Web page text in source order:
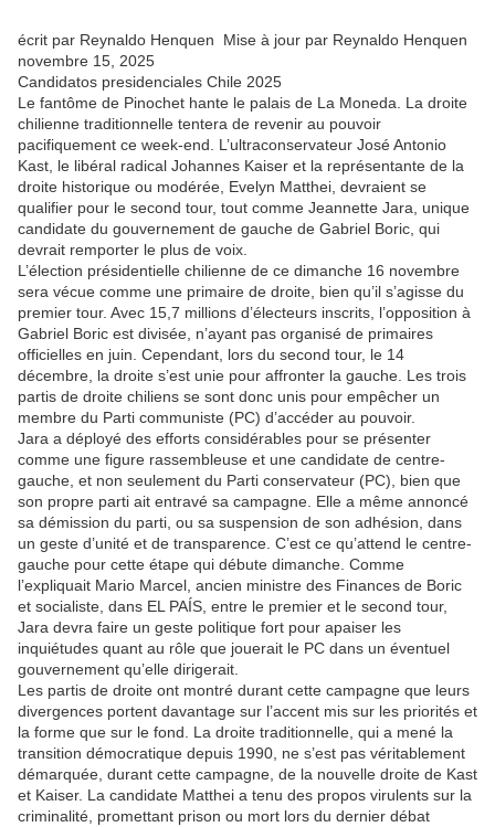
écrit par Reynaldo Henquen Mise à jour par Reynaldo Henquen
novembre 15, 2025
Candidatos presidenciales Chile 2025
Le fantôme de Pinochet hante le palais de La Moneda. La droite
chilienne traditionnelle tentera de revenir au pouvoir
pacifiquement ce week-end. L’ultraconservateur José Antonio
Kast, le libéral radical Johannes Kaiser et la représentante de la
droite historique ou modérée, Evelyn Matthei, devraient se
qualifier pour le second tour, tout comme Jeannette Jara, unique
candidate du gouvernement de gauche de Gabriel Boric, qui
devrait remporter le plus de voix.
L’élection présidentielle chilienne de ce dimanche 16 novembre
sera vécue comme une primaire de droite, bien qu’il s’agisse du
premier tour. Avec 15,7 millions d’électeurs inscrits, l’opposition à
Gabriel Boric est divisée, n’ayant pas organisé de primaires
officielles en juin. Cependant, lors du second tour, le 14
décembre, la droite s’est unie pour affronter la gauche. Les trois
partis de droite chiliens se sont donc unis pour empêcher un
membre du Parti communiste (PC) d’accéder au pouvoir.
Jara a déployé des efforts considérables pour se présenter
comme une figure rassembleuse et une candidate de centre-
gauche, et non seulement du Parti conservateur (PC), bien que
son propre parti ait entravé sa campagne. Elle a même annoncé
sa démission du parti, ou sa suspension de son adhésion, dans
un geste d’unité et de transparence. C’est ce qu’attend le centre-
gauche pour cette étape qui débute dimanche. Comme
l’expliquait Mario Marcel, ancien ministre des Finances de Boric
et socialiste, dans EL PAÍS, entre le premier et le second tour,
Jara devra faire un geste politique fort pour apaiser les
inquiétudes quant au rôle que jouerait le PC dans un éventuel
gouvernement qu’elle dirigerait.
Les partis de droite ont montré durant cette campagne que leurs
divergences portent davantage sur l’accent mis sur les priorités et
la forme que sur le fond. La droite traditionnelle, qui a mené la
transition démocratique depuis 1990, ne s’est pas véritablement
démarquée, durant cette campagne, de la nouvelle droite de Kast
et Kaiser. La candidate Matthei a tenu des propos virulents sur la
criminalité, promettant prison ou mort lors du dernier débat